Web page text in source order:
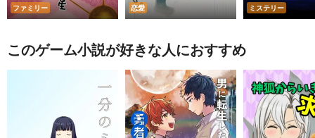
ファミリー 恋愛 ミステリー
このゲーム小説が好きな人におすすめ